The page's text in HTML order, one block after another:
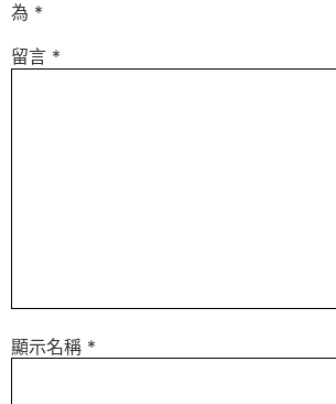
為 *
留言 *
顯示名稱 *